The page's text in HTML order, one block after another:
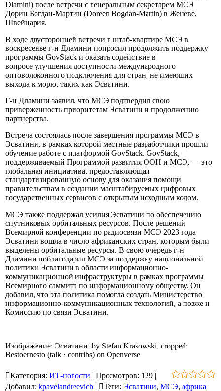
Dlamini) после встречи с генеральным секретарем МСЭ
Дорин Богдан-Мартин (Doreen Bogdan-Martin) в Женеве,
Швейцария.
В ходе двусторонней встречи в штаб-квартире МСЭ в
воскресенье г-н Дламини попросил продолжить поддержку
программы GovStack и оказать содействие в
вопросе улучшения доступности международного
оптоволоконного подключения для стран, не имеющих
выхода к морю, таких как Эсватини.
Г-н Дламини заявил, что МСЭ подтвердил свою
приверженность приоритетам Эсватини и продолжению
партнерства.
Встреча состоялась после завершения программы МСЭ в
Эсватини, в рамках которой местные разработчики прошли
обучение работе с платформой GovStack. GovStack,
поддерживаемый Программой развития ООН и МСЭ, — это
глобальная инициатива, предоставляющая
стандартизированную основу для оказания помощи
правительствам в создании масштабируемых цифровых
государственных сервисов с открытым исходным кодом.
МСЭ также поддержал усилия Эсватини по обеспечению
спутниковых орбитальных ресурсов. После решений
Всемирной конференции по радиосвязи МСЭ 2023 года
Эсватини вошла в число африканских стран, которым были
выделены орбитальные ресурсы. В свою очередь г-н
Дламини поблагодарил МСЭ за поддержку национальной
политики Эсватини в области информационно-
коммуникационной инфраструктуры в рамках программы
Всемирного саммита по информационному обществу. Он
добавил, что эта политика помогла создать Министерство
информационно-коммуникационных технологий, а позже и
Комиссию по связи Эсватини.
Изображение: Эсватини, by Stefan Krasowski, cropped:
Bestoernesto (talk · contribs) on Openverse
Категория: ИТ-новости | Просмотров: 129 |
Добавил: kpavelandreevich | Теги: Эсватини, МСЭ, африка |